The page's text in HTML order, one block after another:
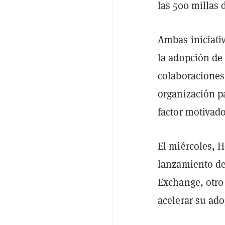
las 500 millas
Ambas
la adopción
organización
factor
El miércoles,
lanzamiento
Exchange,
acelerar su